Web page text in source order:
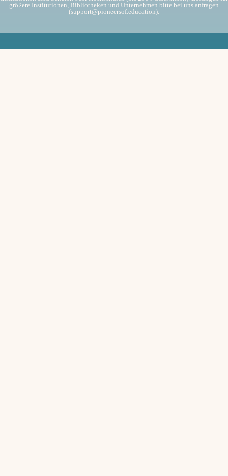
größere Institutionen, Bibliotheken und Unternehmen bitte bei uns anfragen
(support@pioneersof.education).